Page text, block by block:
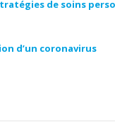
de soins
d’un coronavirus